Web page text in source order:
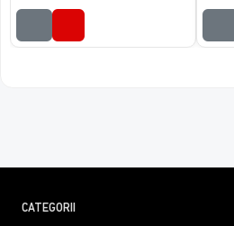
BLC (Backlight Compensation)
CATEGORII